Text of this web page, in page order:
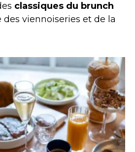
classiques du brunch
des viennoiseries et de la